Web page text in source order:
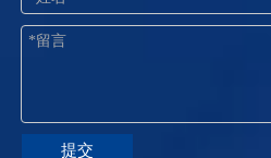
提交